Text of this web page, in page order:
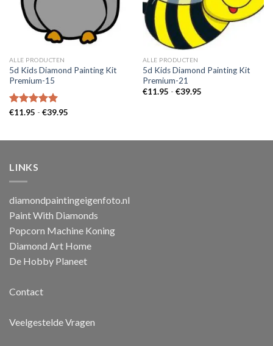
ALLE PRODUCTEN
5d Kids Diamond Painting Kit
Premium-15
Gewaardeerd
€11.95 - €39.95Prijsklasse:
ALLE PRODUCTEN
5d Kids Diamond Painting Kit
Premium-21
€11.95 - €39.95Prijsklasse:
LINKS
diamondpaintingeigenfoto.nl
Paint With Diamonds
Popcorn Machine Koning
Diamond Art Home
De Hobby Planeet
Contact
Veelgestelde Vragen